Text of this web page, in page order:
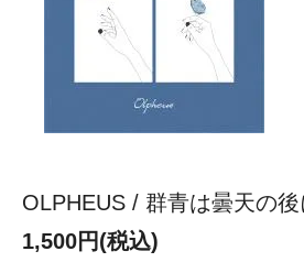
OLPHEUS / 群青は曇天の
1,500円(税込)